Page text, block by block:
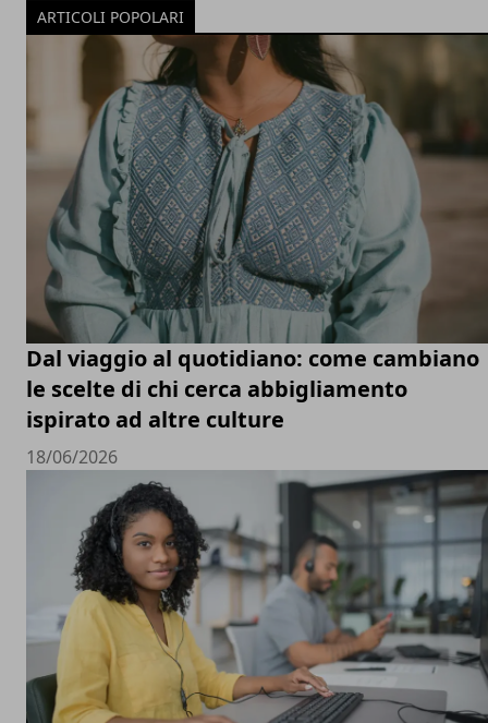
ARTICOLI POPOLARI
Dal viaggio al quotidiano: come cambiano
le scelte di chi cerca abbigliamento
ispirato ad altre culture
18/06/2026